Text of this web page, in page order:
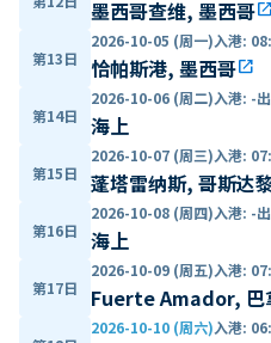
墨西哥查维, 墨西哥open_in_new
第13日
2026-10-05 (周一)入港:
恰帕斯港, 墨西哥open_in_new
第14日
2026-10-06 (周二)入港: -
海上
第15日
2026-10-07 (周三)入港:
蓬塔雷纳斯, 哥斯达
第16日
2026-10-08 (周四)入港: -
海上
第17日
2026-10-09 (周五)入港:
Fuerte Amador, 巴
2026-10-10 (周六)入港: